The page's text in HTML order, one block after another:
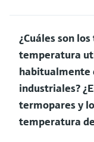
¿Cuáles son
temperatura
habitualmente
industriales?
termopares y
temperatura